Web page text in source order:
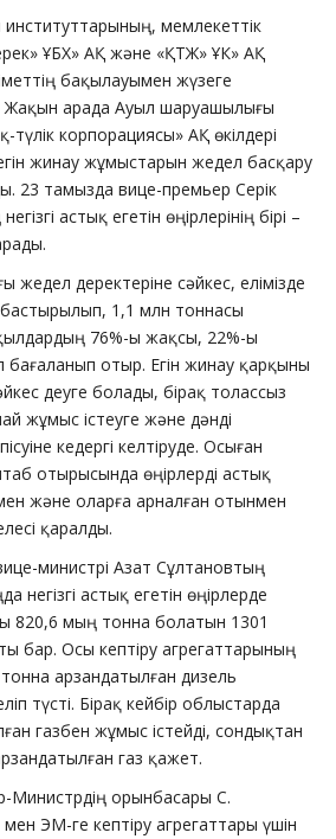
институттарының, мемлекеттік
ҰБХ» АҚ және «ҚТЖ» ҰК» АҚ
бақылауымен жүзеге
арада Ауыл шаруашылығы
түлік корпорациясы» АҚ өкілдері
жинау жұмыстарын жедел басқару
23 тамызда вице-премьер Серік
астық егетін өңірлерінің бірі –
деректеріне сәйкес, елімізде
1,1 млн тоннасы
76%-ы жақсы, 22%-ы
бағаланып отыр. Егін жинау қарқыны
деуге болады, бірақ толассыз
жұмыс істеуге және дәнді
кедергі келтіруде. Осыған
отырысында өңірлерді астық
және оларға арналған отынмен
қаралды.
министрі Азат Сұлтановтың
негізгі астық егетін өңірлерде
820,6 мың тонна болатын 1301
бар. Осы кептіру агрегаттарының
арзандатылған дизель
түсті. Бірақ кейбір облыстарда
газбен жұмыс істейді, сондықтан
газ қажет.
Министрдің орынбасары С.
ЭМ-ге кептіру агрегаттары үшін